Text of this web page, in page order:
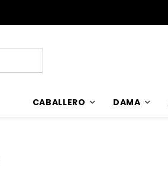
CABALLERO DAMA